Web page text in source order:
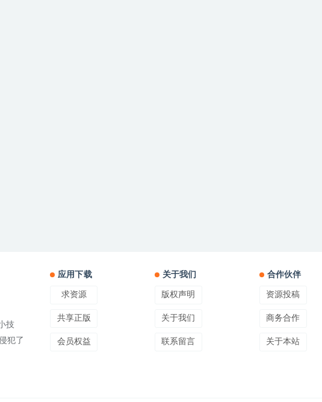
技
犯了
应用下载
求资源
共享正版
会员权益
关于我们
版权声明
关于我们
联系留言
合作伙伴
资源投稿
商务合作
关于本站